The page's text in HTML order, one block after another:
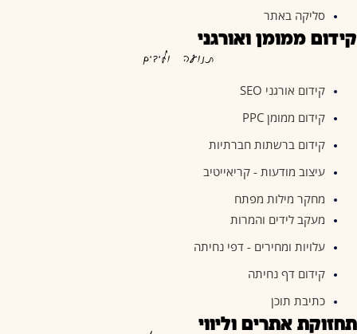
סליקה באתר
קידום ממומן ואורגני
תנועה ולידים
קידום אורגני SEO
קידום ממומן PPC
קידום ברשתות חברתיות
עיצוב מודעות - קריאייטיב
מחקר מילות מפתח
מעקב לידים והמרות
עלויות ומחירים - דפי נחיתה
קידום דף נחיתה
כתיבת תוכן
תחזוקת אתרים וליווי